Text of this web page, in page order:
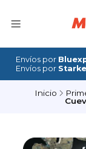
Envíos por
Envíos por
Inicio